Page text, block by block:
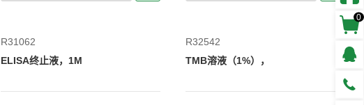
R31062
ELISA终止液，1M
R32542
TMB溶液（1%），
0